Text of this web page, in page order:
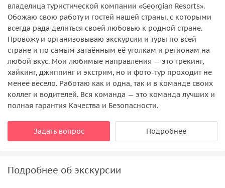
владелица туристической компании «Georgian Resorts».
Обожаю свою работу и гостей нашей страны, с которыми
всегда рада делиться своей любовью к родной стране.
Провожу и организовываю экскурсии и туры по всей
стране и по самым затаённым её уголкам и регионам на
любой вкус. Мои любимые направления — это трекинг,
хайкинг, джиппинг и экстрим, но и фото-тур проходит не
менее весело. Работаю как и одна, так и в команде своих
коллег и водителей. Вся команда — это команда лучших и
полная гарантия Качества и Безопасности.
Задать вопрос Подробнее
Подробнее об экскурсии